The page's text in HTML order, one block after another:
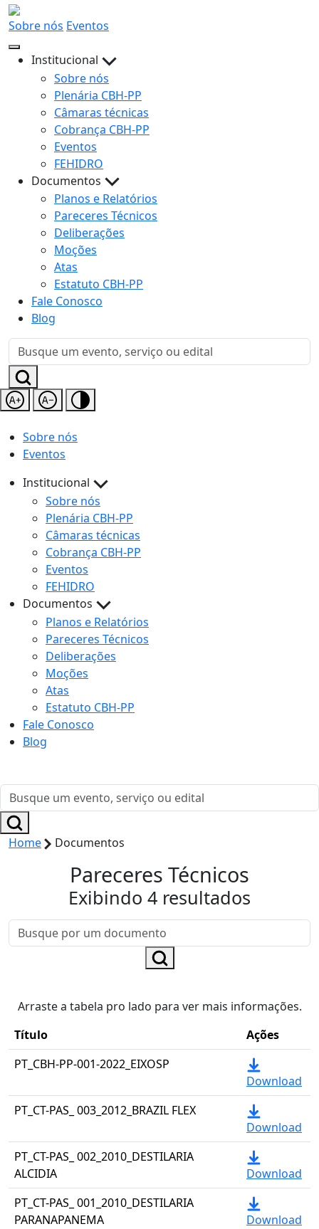
Sobre nós Eventos
Institucional
Sobre nós
Plenária CBH-PP
Câmaras técnicas
Cobrança CBH-PP
Eventos
FEHIDRO
Documentos
Planos e Relatórios
Pareceres Técnicos
Deliberações
Moções
Atas
Estatuto CBH-PP
Fale Conosco
Blog
Sobre nós
Eventos
Institucional
Sobre nós
Plenária CBH-PP
Câmaras técnicas
Cobrança CBH-PP
Eventos
FEHIDRO
Documentos
Planos e Relatórios
Pareceres Técnicos
Deliberações
Moções
Atas
Estatuto CBH-PP
Fale Conosco
Blog
Home Documentos
Pareceres Técnicos
Exibindo 4 resultados
Arraste a tabela pro lado para ver mais informações.
Título
Ações
PT_CBH-PP-001-2022_EIXOSP
Download
PT_CT-PAS_ 003_2012_BRAZIL FLEX
Download
PT_CT-PAS_ 002_2010_DESTILARIA
ALCIDIA
Download
PT_CT-PAS_ 001_2010_DESTILARIA
PARANAPANEMA
Download